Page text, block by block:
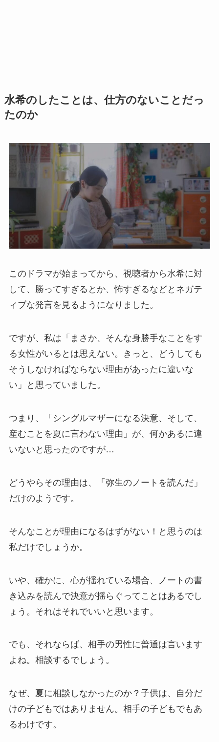
水希のしたことは、仕方のないことだっ
たのか
このドラマが始まってから、視聴者から水希に対
して、勝ってすぎるとか、怖すぎるなどとネガテ
ィブな発言を見るようになりました。
ですが、私は「まさか、そんな身勝手なことをす
る女性がいるとは思えない。きっと、どうしても
そうしなければならない理由があったに違いな
い」と思っていました。
つまり、「シングルマザーになる決意、そして、
産むことを夏に言わない理由」が、何かあるに違
いないと思ったのですが…
どうやらその理由は、「弥生のノートを読んだ」
だけのようです。
そんなことが理由になるはずがない！と思うのは
私だけでしょうか。
いや、確かに、心が揺れている場合、ノートの書
き込みを読んで決意が揺らぐってことはあるでし
ょう。それはそれでいいと思います。
でも、それならば、相手の男性に普通は言います
よね。相談するでしょう。
なぜ、夏に相談しなかったのか？子供は、自分だ
けの子どもではありません。相手の子どもでもあ
るわけです。